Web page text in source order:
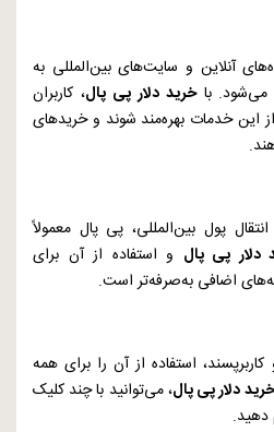
آنلاین و سایت‌های بین‌المللی به
می‌شود. باخرید دلار پی پال، کاربران
از این خدمات بهره‌مند شوند و خریدهای
پول بین‌المللی، پی پال معمولاً
دلار پی پال و استفاده از آن برای
اضافی به‌صرفه‌تر است.
استفاده از آن را برای همه
خرید دلار پی پال، می‌توانید با چند کلیک
دهید.